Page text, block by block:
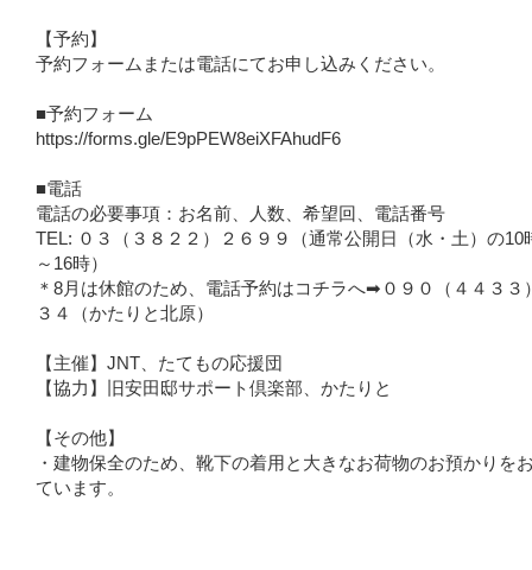
【予約】
予約フォームまたは電話にてお申し込みください。
■予約フォーム
https://forms.gle/E9pPEW8eiXFAhudF6
■電話
電話の必要事項：お名前、人数、希望回、電話番号
TEL: ０３（３８２２）２６９９（通常公開日（水・土）の10
～16時）
＊8月は休館のため、電話予約はコチラへ➡０９０（４４３３
３４（かたりと北原）
【主催】JNT、たてもの応援団
【協力】旧安田邸サポート倶楽部、かたりと
【その他】
・建物保全のため、靴下の着用と大きなお荷物のお預かりを
ています。